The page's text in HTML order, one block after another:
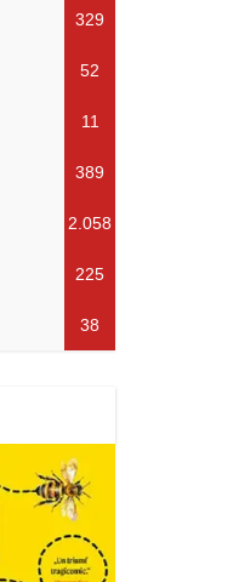
329
52
11
389
2.058
225
38